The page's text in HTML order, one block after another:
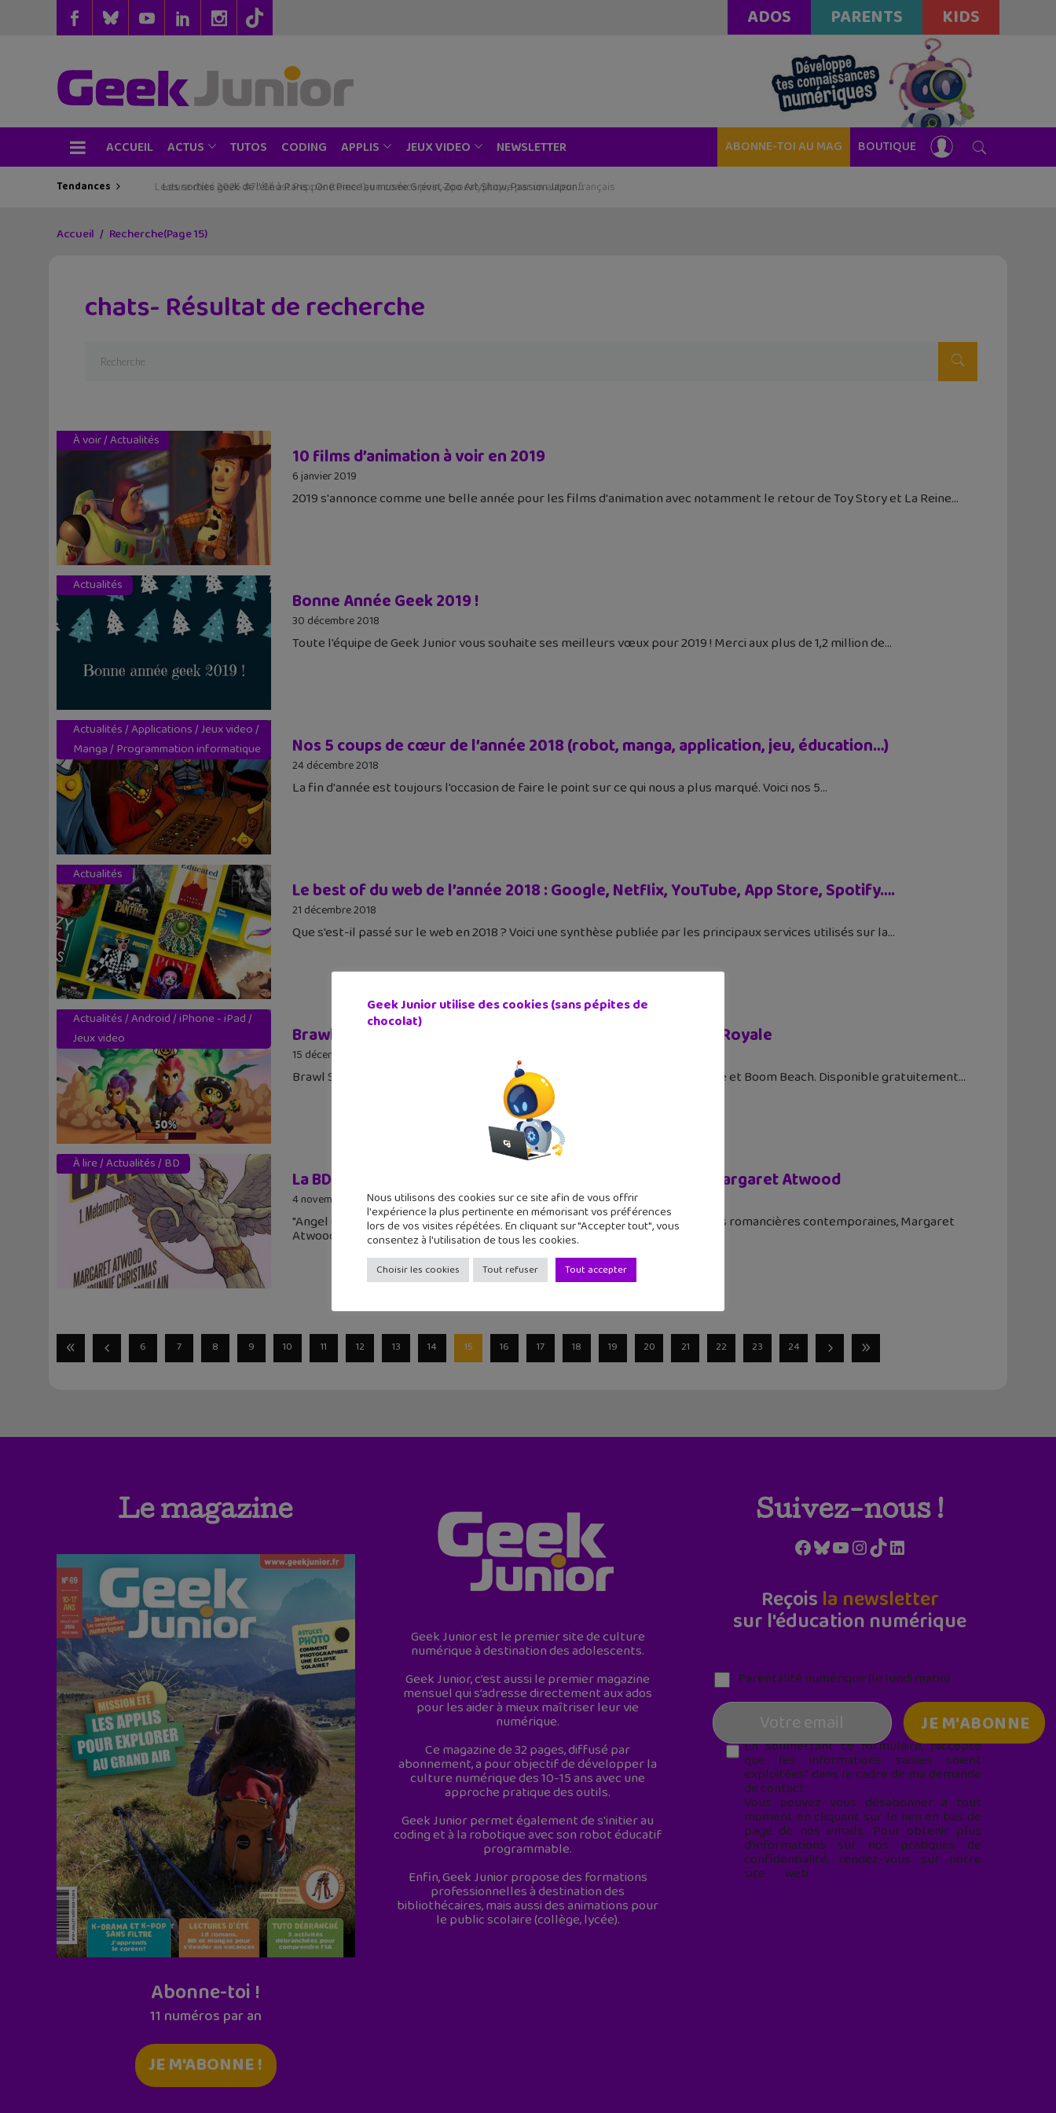
ADOS PARENTS KIDS
ACCUEIL ACTUS TUTOS CODING APPLIS JEUX VIDEO NEWSLETTER ABONNE-TOI AU MAG BOUTIQUE
Tendances Les sorties geek de l’été à Paris : One Piece au musée Grévin, Zoo Art Show, Passion Japon…
Accueil Recherche(Page 15)
chats- Résultat de recherche
À voir/Actualités
10 films d’animation à voir en 2019
6 janvier 2019
2019 s'annonce comme une belle année pour les films d'animation avec notamment le retour de Toy Story et La Reine
Actualités
Bonne Année Geek 2019 !
30 décembre 2018
Toute l'équipe de Geek Junior vous souhaite ses meilleurs vœux pour 2019 ! Merci aux plus de 1,2 million de
Actualités/Applications/Jeux video/
Manga/ Programmation informatique Nos 5 coups de cœur de l’année 2018 (robot, manga, application, jeu, éducation…)
24 décembre 2018
La fin d'année est toujours l'occasion de faire le point sur ce qui nous a plus marqué. Voici nos 5
Actualités
Le best of du web de l’année 2018 : Google, Netflix, YouTube, App Store, Spotify….
21 décembre 2018
Que s'est-il passé sur le web en 2018 ? Voici une synthèse publiée par les principaux services utilisés sur la
Actualités/Android/iPhone - iPad/
Jeux video
Brawl Stars, le nouveau jeu mobile des créateurs de Clash Royale
15 décembre 2018
Brawl Stars est le nouveau jeu d'action de Supercell à qui on doit Clash Royale et Boom Beach. Disponible gratuitement
À lire/Actualités/ BD
La BD du week-end #55 : Angel Catbird (T.1), le comics de Margaret Atwood
4 novembre 2018
"Angel Catbird", c'est un hommage aux comics américains par une des grandes romancières contemporaines, Margaret
Atwood. Mais c'est aussi une
6 7 8 9 10 11 12 13 14 15 16 17 18 19 20 21 22 23 24
Le magazine
Abonne-toi !
11 numéros par an
JE M'ABONNE !
Geek Junior est le premier site de culture
numérique à destination des adolescents.
Geek Junior, c’est aussi le premier magazine
mensuel qui s’adresse directement aux ados
pour les aider à mieux maîtriser leur vie
numérique.
Ce magazine de 32 pages, diffusé par
abonnement, a pour objectif de développer la
culture numérique des 10-15 ans avec une
approche pratique des outils.
Geek Junior permet également de s'initier au
coding et à la robotique avec son robot éducatif
programmable.
Enfin, Geek Junior propose des formations
professionnelles à destination des
bibliothécaires, mais aussi des animations pour
le public scolaire (collège, lycée).
Suivez-nous !
Facebook
Bluesky
YouTube
Instagram
TikTokLinkedIn
Reçois la newsletter
sur l'éducation numérique
Parentalité numérique (le lundi matin)
En soumettant ce formulaire, j’accepte
que les informations saisies soient
exploitées* dans le cadre de ma demande
de contact.
Vous pouvez vous désabonner à tout
moment en cliquant sur le lien en bas de
page de nos emails. Pour obtenir plus
d'informations sur nos pratiques de
confidentialité, rendez-vous sur notre
site web
Geek Junior utilise des cookies (sans pépites de
chocolat)
Nous utilisons des cookies sur ce site afin de vous offrir
l'expérience la plus pertinente en mémorisant vos préférences
lors de vos visites répétées. En cliquant sur "Accepter tout", vous
consentez à l'utilisation de tous les cookies.
Choisir les cookies Tout refuser Tout accepter